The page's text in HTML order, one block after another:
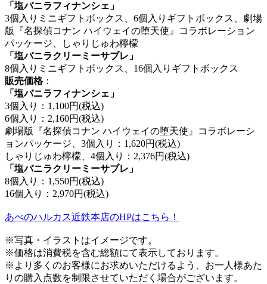
「塩バニラフィナンシェ」
3個入りミニギフトボックス、6個入りギフトボックス、劇場
版『名探偵コナン ハイウェイの堕天使』コラボレーション
パッケージ、しゃりじゅわ檸檬
「塩バニラクリーミーサブレ」
8個入りミニギフトボックス、16個入りギフトボックス
販売価格：
「塩バニラフィナンシェ」
3個入り：1,100円(税込)
6個入り：2,160円(税込)
劇場版『名探偵コナン ハイウェイの堕天使』コラボレーシ
ョンパッケージ、3個入り：1,620円(税込)
しゃりじゅわ檸檬、4個入り：2,376円(税込)
「塩バニラクリーミーサブレ」
8個入り：1,550円(税込)
16個入り：2,970円(税込)
あべのハルカス近鉄本店のHPはこちら！
※写真・イラストはイメージです。
※価格は消費税を含む総額にて表示しております。
※より多くのお客様にお求めいただけるよう、お一人様あた
りの購入点数を制限させていただく場合がございます。